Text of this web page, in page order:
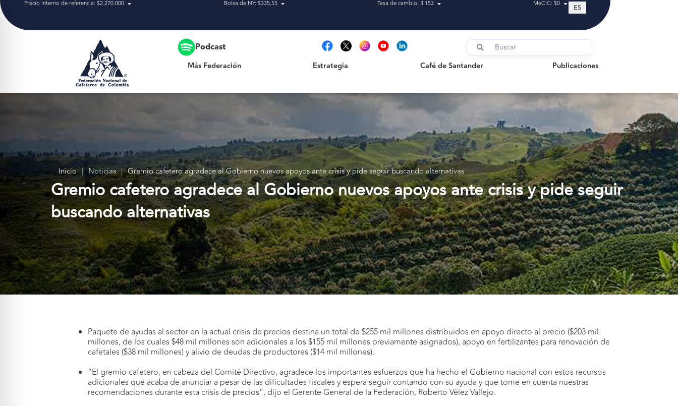
Precio interno de referencia: $2.270.000 Bolsa de NY: $335,55 Tasa de cambio: 3.153 MeCIC: $0 ES
Podcast
Más Federación Estrategia Café de Santander Publicaciones
Publicaciones
Inicio | Noticias | Gremio cafetero agradece al Gobierno nuevos apoyos ante crisis y pide seguir buscando alternativas
Gremio cafetero agradece al Gobierno nuevos apoyos ante crisis y pide seguir
buscando alternativas
Paquete de ayudas al sector en la actual crisis de precios destina un total de $255 mil millones distribuidos en apoyo directo al precio ($203 mil
millones, de los cuales $48 mil millones son adicionales a los $155 mil millones previamente asignados), apoyo en fertilizantes para renovación de
cafetales ($38 mil millones) y alivio de deudas de productores ($14 mil millones).
“El gremio cafetero, en cabeza del Comité Directivo, agradece los importantes esfuerzos que ha hecho el Gobierno nacional con estos recursos
adicionales que acaba de anunciar a pesar de las dificultades fiscales y espera seguir contando con su ayuda y que tome en cuenta nuestras
recomendaciones durante esta crisis de precios”, dijo el Gerente General de la Federación, Roberto Vélez Vallejo.